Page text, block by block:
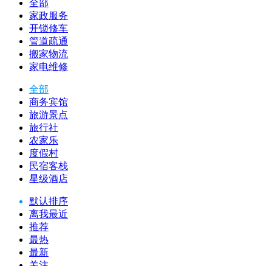
全部
家政服务
开锁修车
管道疏通
搬家物流
家电维修
全部
商务宾馆
旅游景点
旅行社
农家乐
度假村
民宿客栈
星级酒店
默认排序
离我最近
推荐
最热
最新